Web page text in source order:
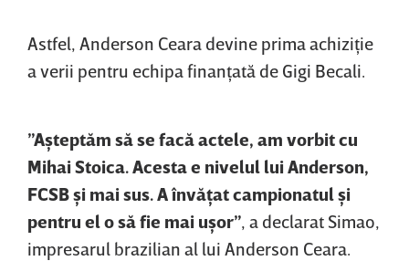
Astfel, Anderson Ceara devine prima achiziţie
a verii pentru echipa finanţată de Gigi Becali.
”Aşteptăm să se facă actele, am vorbit cu
Mihai Stoica. Acesta e nivelul lui Anderson,
FCSB şi mai sus. A învăţat campionatul şi
pentru el o să fie mai uşor”, a declarat Simao,
impresarul brazilian al lui Anderson Ceara.